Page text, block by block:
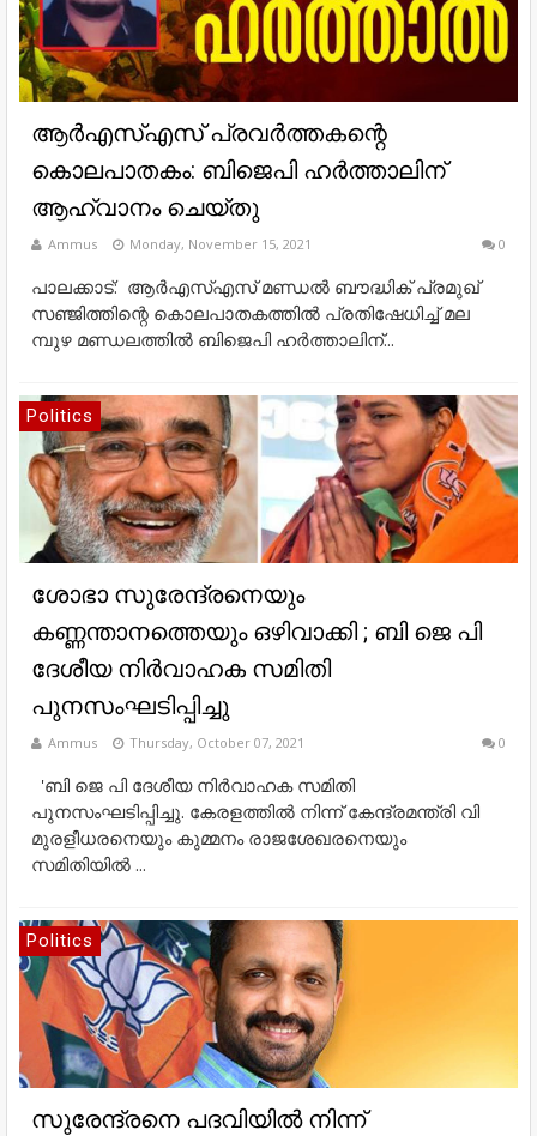
ആർഎസ്എസ് പ്രവർത്തകന്റെ
കൊലപാതകം: ബിജെപി ഹർത്താലിന്
ആഹ്വാനം ചെയ്തു
Ammus Monday, November 15, 2021 0
പാ​ല​ക്കാ​ട്: ആർഎസ്എസ് മണ്ഡൽ ബൗദ്ധിക് പ്രമുഖ്
സഞ്ജിത്തിന്റെ കൊലപാതകത്തിൽ പ്ര​തി​ഷേ​ധി​ച്ച് മ​ല​
മ്പുഴ മ​ണ്ഡ​ല​ത്തി​ൽ ബി​ജെ​പി ഹ​ർ​ത്താ​ലി​ന്...
Politics
ശോഭാ സുരേന്ദ്രനെയും
കണ്ണന്താനത്തെയും ഒഴിവാക്കി ; ബി ജെ പി
ദേശീയ നിര്‍വാഹക സമിതി
പുനസംഘടിപ്പിച്ചു
Ammus Thursday, October 07, 2021 0
'ബി ജെ പി ദേശീയ നിര്‍വാഹക സമിതി
പുനസംഘടിപ്പിച്ചു. കേരളത്തില്‍ നിന്ന് കേന്ദ്രമന്ത്രി വി
മുരളീധരനെയും കുമ്മനം രാജശേഖരനെയും
സമിതിയില്‍ ...
Politics
സുരേന്ദ്രനെ പദവിയിൽ നിന്ന്